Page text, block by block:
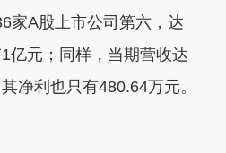
家A股上市公司第六，达
亿元；同样，当期营收达
净利也只有480.64万元。